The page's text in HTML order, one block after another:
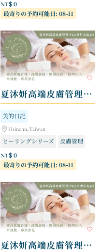
NT$ 0
最寄りの予約可能日: 08-11
夏沐妍高端皮膚管理中心 - 新竹北區店
美的日記
Hsinchu,Taiwan
ヒーリングシリーズ
皮膚管理
NT$ 0
最寄りの予約可能日: 08-11
夏沐妍高端皮膚管理中心 - 台中北屯店